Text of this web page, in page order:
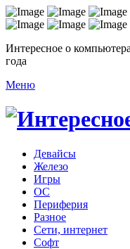
Интересное о
года
Меню
Девайсы
Железо
Игры
ОС
Периферия
Разное
Сети, интернет
Софт